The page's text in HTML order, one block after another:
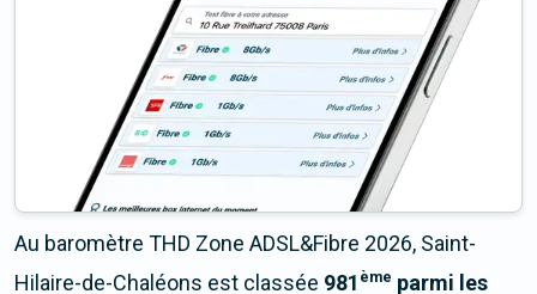
Au baromètre THD Zone ADSL&Fibre 2026, Saint-
Hilaire-de-Chaléons est classée 981 ème parmi les